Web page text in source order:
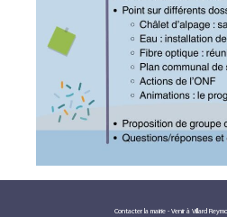
Contacter la mairie- Venir à Villard